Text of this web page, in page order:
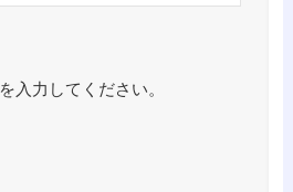
入力してください。